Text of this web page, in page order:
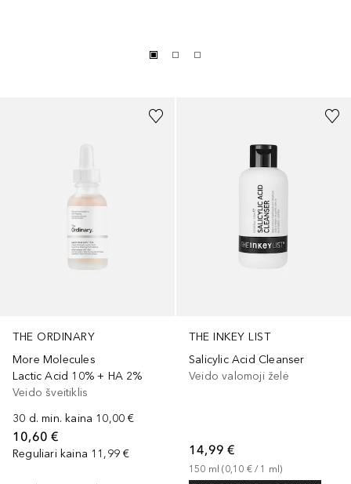
THE ORDINARY
More Molecules
Lactic Acid 10% + HA 2%
Veido šveitiklis
30 d. min. kaina 10,00 €
10,60 €
Reguliari kaina 11,99 €
THE INKEY LIST
Salicylic Acid Cleanser
Veido valomoji želė
14,99 €
150 ml (0,10 € / 1 ml)